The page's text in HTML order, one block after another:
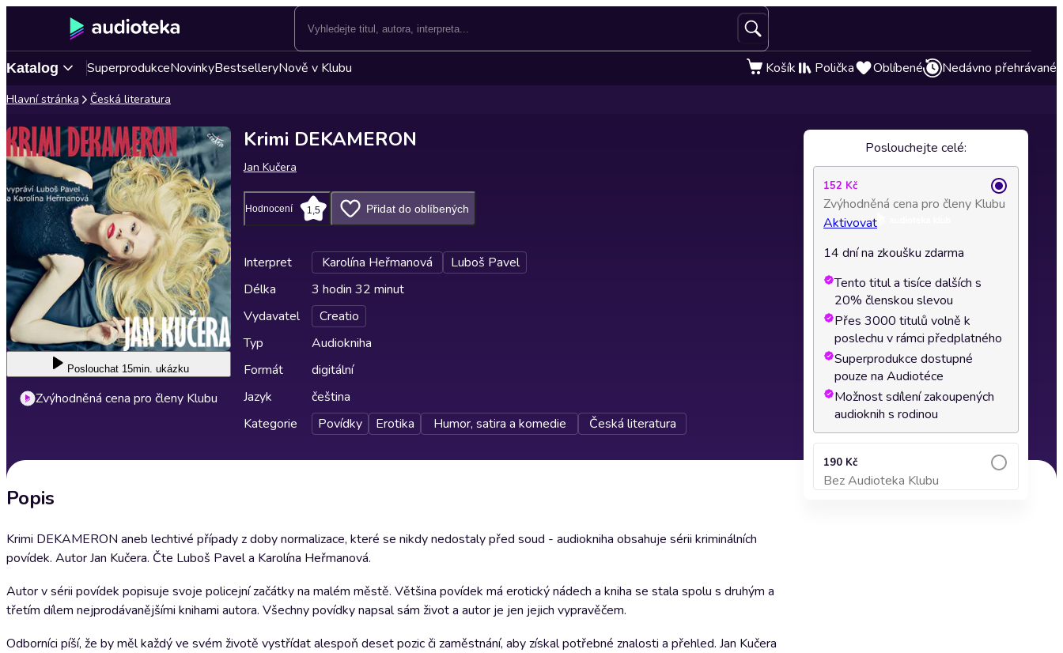
Katalog SuperprodukceNovinkyBestselleryNově v Klubu Košík Polička Oblíbené Nedávno přehrávané
Hlavní stránka Česká literatura
Poslouchat 15min. ukázku
Zvýhodněná cena pro členy Klubu
Krimi DEKAMERON
Jan Kučera
Hodnocení 1,5 Přidat do oblíbených
Interpret Karolína Heřmanová
Luboš Pavel
Délka
3 hodin 32 minut
Vydavatel
Creatio
Typ
Audiokniha
Formát
digitální
Jazyk
čeština
Kategorie
Povídky Erotika Humor, satira a komedie Česká literatura
Popis
Krimi DEKAMERON aneb lechtivé případy z doby normalizace, které se nikdy nedostaly před soud - audiokniha obsahuje sérii kriminálních
povídek. Autor Jan Kučera. Čte Luboš Pavel a Karolína Heřmanová.
Autor v sérii povídek popisuje svoje policejní začátky na malém městě. Většina povídek má erotický nádech a kniha se stala spolu s druhým a
třetím dílem nejprodávanějšími knihami autora. Všechny povídky napsal sám život a autor je jen jejich vypravěčem.
Odborníci píší, že by měl každý ve svém životě vystřídat alespoň deset pozic či zaměstnání, aby získal potřebné znalosti a přehled. Jan Kučera
Poslouchejte celé:
152 Kč
Zvýhodněná cena pro členy Klubu
Aktivovat
14 dní na zkoušku zdarma
Tento titul a tisíce dalších s
20% členskou slevou
Přes 3000 titulů volně k
poslechu v rámci předplatného
Superprodukce dostupné
pouze na Audiotéce
Možnost sdílení zakoupených
audioknih s rodinou
190 Kč
Bez Audioteka Klubu
Přidat do košíku